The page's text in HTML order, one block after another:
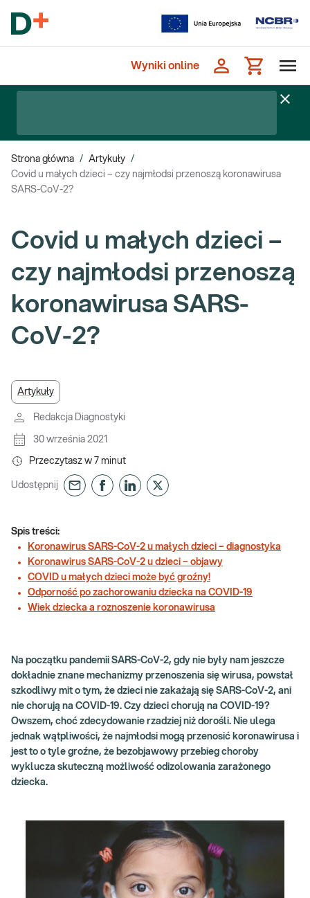
Wyniki online
Strona główna / Artykuły /
Covid u małych dzieci – czy najmłodsi przenoszą koronawirusa
SARS-CoV-2?
Covid u małych dzieci –
czy najmłodsi przenoszą
koronawirusa SARS-
CoV-2?
Artykuły
Redakcja Diagnostyki
30 września 2021
Przeczytasz w 7 minut
Udostępnij
Spis treści:
Koronawirus SARS-CoV-2 u małych dzieci – diagnostyka
Koronawirus SARS-CoV-2 u dzieci – objawy
COVID u małych dzieci może być groźny!
Odporność po zachorowaniu dziecka na COVID-19
Wiek dziecka a roznoszenie koronawirusa
Na początku pandemii SARS-CoV-2, gdy nie były nam jeszcze
dokładnie znane mechanizmy przenoszenia się wirusa, powstał
szkodliwy mit o tym, że dzieci nie zakażają się SARS-CoV-2, ani
nie chorują na COVID-19. Czy dzieci chorują na COVID-19?
Owszem, choć zdecydowanie rzadziej niż dorośli. Nie ulega
jednak wątpliwości, że najmłodsi mogą przenosić koronawirusa i
jest to o tyle groźne, że bezobjawowy przebieg choroby
wyklucza skuteczną możliwość odizolowania zarażonego
dziecka.